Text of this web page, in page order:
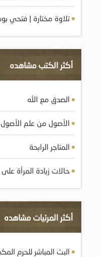
تلاوة مختارة | فتحي
أكثر الكتب مشاهده
الصدق مع الله
الأصول من علم
المتاجر الرابحة
حالات زيادة المرأة
أكثر المرئيات مشاهده
البث المباشر للحرم